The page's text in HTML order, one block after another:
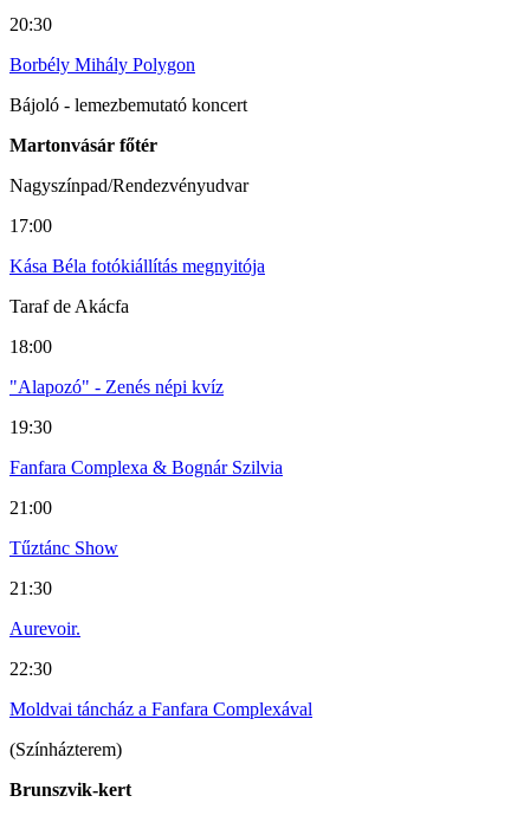
20:30
Borbély Mihály Polygon
Bájoló - lemezbemutató koncert
Martonvásár főtér
Nagyszínpad/Rendezvényudvar
17:00
Kása Béla fotókiállítás megnyitója
Taraf de Akácfa
18:00
"Alapozó" - Zenés népi kvíz
19:30
Fanfara Complexa & Bognár Szilvia
21:00
Tűztánc Show
21:30
Aurevoir.
22:30
Moldvai táncház a Fanfara Complexával
(Színházterem)
Brunszvik-kert